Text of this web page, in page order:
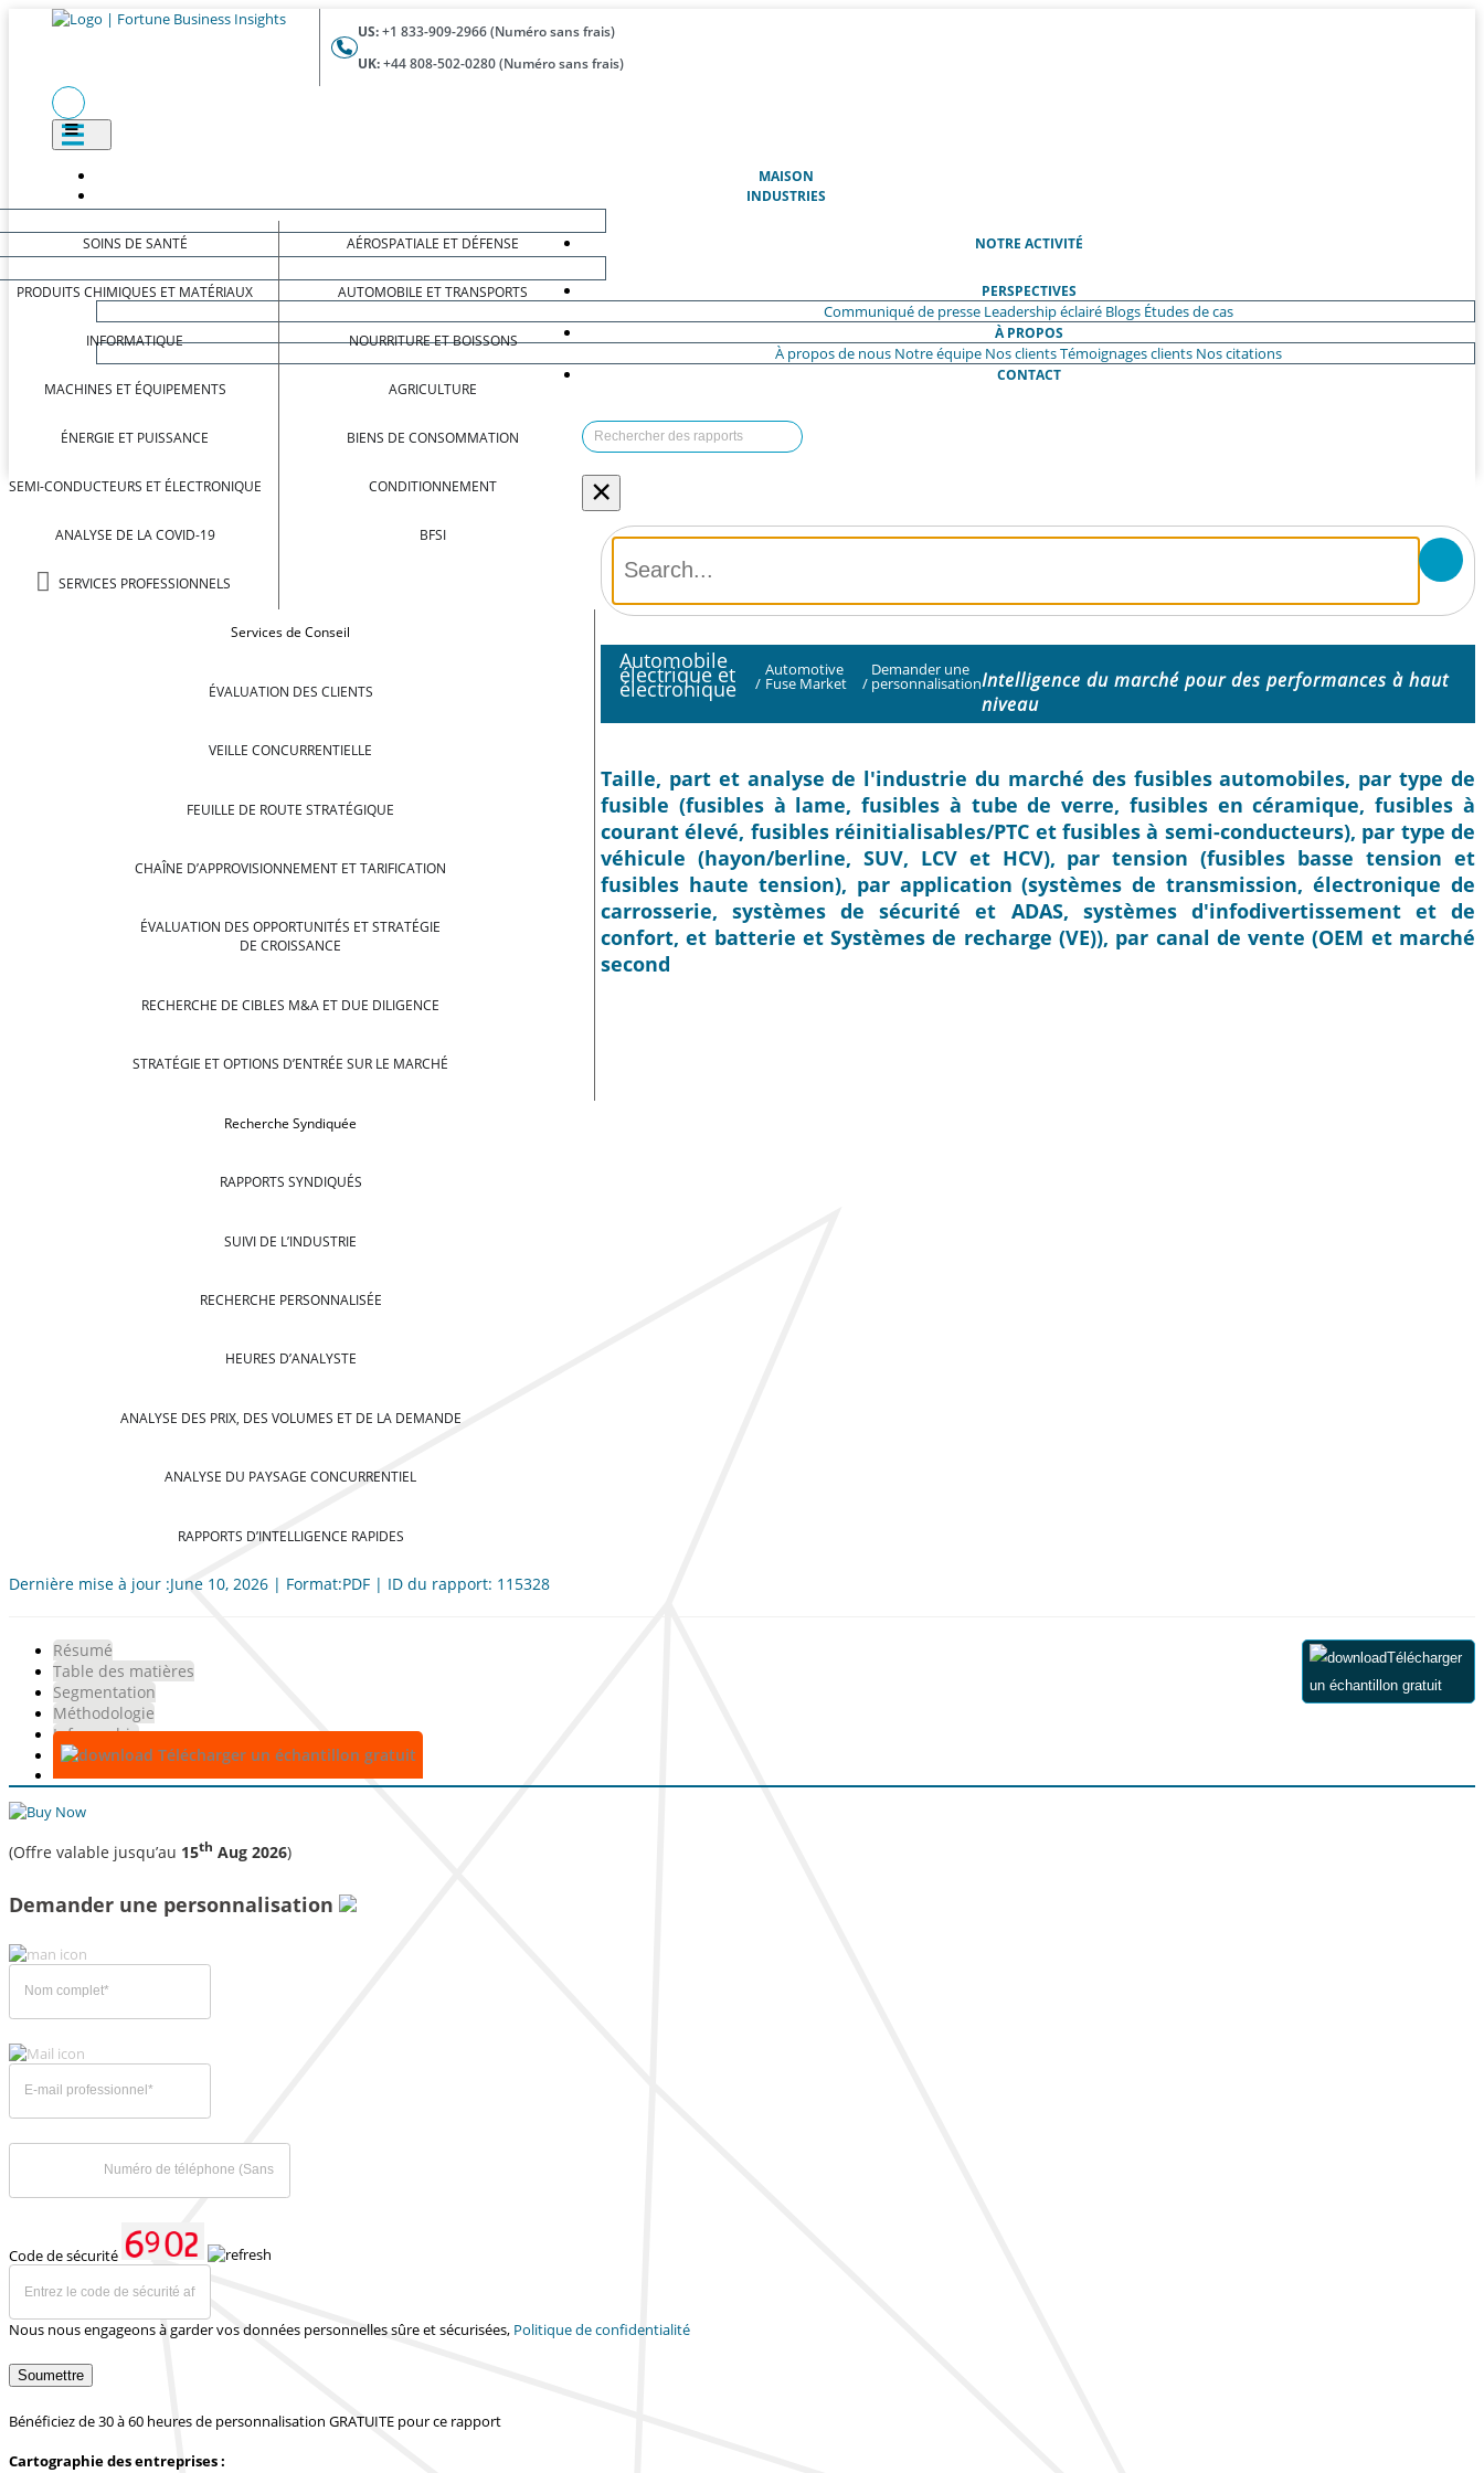
US:+1 833-909-2966 (Numéro sans frais)
UK:+44 808-502-0280 (Numéro sans frais)
MAISON(ACTUEL)
INDUSTRIES
SOINS DE SANTÉ
PRODUITS CHIMIQUES ET MATÉRIAUX
INFORMATIQUE
MACHINES ET ÉQUIPEMENTS
ÉNERGIE ET PUISSANCE
SEMI-CONDUCTEURS ET ÉLECTRONIQUE
ANALYSE DE LA COVID-19
SERVICES PROFESSIONNELS
AÉROSPATIALE ET DÉFENSE
AUTOMOBILE ET TRANSPORTS
NOURRITURE ET BOISSONS
AGRICULTURE
BIENS DE CONSOMMATION
CONDITIONNEMENT
BFSI
NOTRE ACTIVITÉ
Services de Conseil
ÉVALUATION DES CLIENTS
VEILLE CONCURRENTIELLE
FEUILLE DE ROUTE STRATÉGIQUE
CHAÎNE D’APPROVISIONNEMENT ET TARIFICATION
ÉVALUATION DES OPPORTUNITÉS ET STRATÉGIE
DE CROISSANCE
RECHERCHE DE CIBLES M&A ET DUE DILIGENCE
STRATÉGIE ET OPTIONS D’ENTRÉE SUR LE MARCHÉ
Recherche Syndiquée
RAPPORTS SYNDIQUÉS
SUIVI DE L’INDUSTRIE
RECHERCHE PERSONNALISÉE
HEURES D’ANALYSTE
ANALYSE DES PRIX, DES VOLUMES ET DE LA DEMANDE
ANALYSE DU PAYSAGE CONCURRENTIEL
RAPPORTS D’INTELLIGENCE RAPIDES
PERSPECTIVES
Communiqué de presse Leadership éclairé Blogs Études de cas
À PROPOS
À propos de nous Notre équipe Nos clientsTémoignages clients Nos citations
CONTACT
×
Automobile
électrique et
électronique /
Automotive
Fuse Market /
Demander une
personnalisationIntelligence du marché pour des performances à haut
niveau
Taille, part et analyse de l'industrie du marché des fusibles automobiles, par type de
fusible (fusibles à lame, fusibles à tube de verre, fusibles en céramique, fusibles à
courant élevé, fusibles réinitialisables/PTC et fusibles à semi-conducteurs), par type de
véhicule (hayon/berline, SUV, LCV et HCV), par tension (fusibles basse tension et
fusibles haute tension), par application (systèmes de transmission, électronique de
carrosserie, systèmes de sécurité et ADAS, systèmes d'infodivertissement et de
confort, et batterie et Systèmes de recharge (VE)), par canal de vente (OEM et marché
second
Dernière mise à jour :June 10, 2026 | Format:PDF | ID du rapport: 115328
Résumé
Table des matières
Segmentation
Méthodologie
Infographie
Télécharger un échantillon gratuit
Télécharger
un échantillon gratuit
(Offre valable jusqu’au 15th Aug 2026)
Demander une personnalisation
Code de sécurité
Nous nous engageons à garder vos données personnelles sûre et sécurisées, Politique de confidentialité
Soumettre
Bénéficiez de 30 à 60 heures de personnalisation GRATUITE pour ce rapport
Cartographie des entreprises :